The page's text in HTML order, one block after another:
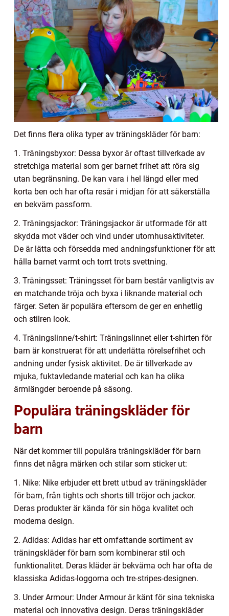
Det finns flera olika typer av träningskläder för barn:
1. Träningsbyxor: Dessa byxor är oftast tillverkade av
stretchiga material som ger barnet frihet att röra sig
utan begränsning. De kan vara i hel längd eller med
korta ben och har ofta resår i midjan för att säkerställa
en bekväm passform.
2. Träningsjackor: Träningsjackor är utformade för att
skydda mot väder och vind under utomhusaktiviteter.
De är lätta och försedda med andningsfunktioner för att
hålla barnet varmt och torrt trots svettning.
3. Träningsset: Träningsset för barn består vanligtvis av
en matchande tröja och byxa i liknande material och
färger. Seten är populära eftersom de ger en enhetlig
och stilren look.
4. Träningslinne/t-shirt: Träningslinnet eller t-shirten för
barn är konstruerat för att underlätta rörelsefrihet och
andning under fysisk aktivitet. De är tillverkade av
mjuka, fuktavledande material och kan ha olika
ärmlängder beroende på säsong.
Populära träningskläder för
barn
När det kommer till populära träningskläder för barn
finns det några märken och stilar som sticker ut:
1. Nike: Nike erbjuder ett brett utbud av träningskläder
för barn, från tights och shorts till tröjor och jackor.
Deras produkter är kända för sin höga kvalitet och
moderna design.
2. Adidas: Adidas har ett omfattande sortiment av
träningskläder för barn som kombinerar stil och
funktionalitet. Deras kläder är bekväma och har ofta de
klassiska Adidas-loggorna och tre-stripes-designen.
3. Under Armour: Under Armour är känt för sina tekniska
material och innovativa design. Deras träningskläder